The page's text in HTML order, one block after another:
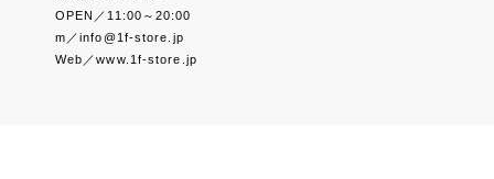
OPEN／11:00～20:00
m／info@1f-store.jp
Web／www.1f-store.jp